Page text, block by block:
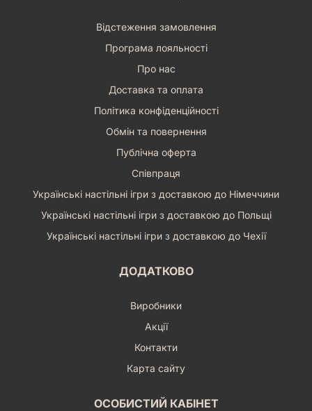
Відстеження замовлення
Програма лояльності
Про нас
Доставка та оплата
Політика конфіденційності
Обмін та повернення
Публічна оферта
Співпраця
Українські настільні ігри з доставкою до Німеччини
Українські настільні ігри з доставкою до Польщі
Українські настільні ігри з доставкою до Чехії
ДОДАТКОВО
Виробники
Акції
Контакти
Карта сайту
ОСОБИСТИЙ КАБІНЕТ